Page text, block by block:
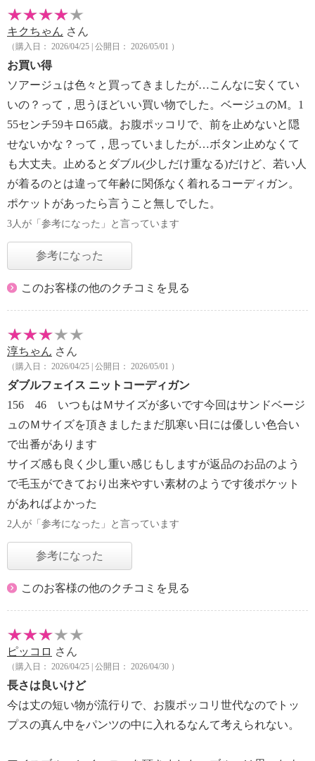
キクちゃん さん
（購入日： 2026/04/25 | 公開日： 2026/05/01 ）
お買い得
ソアージュは色々と買ってきましたが…こんなに安くてい
いの？って，思うほどいい買い物でした。ベージュのМ。1
55センチ59キロ65歳。お腹ポッコリで、前を止めないと隠
せないかな？って，思っていましたが…ボタン止めなくて
も大丈夫。止めるとダブル(少しだけ重なる)だけど、若い人
が着るのとは違って年齢に関係なく着れるコーディガン。
ポケットがあったら言うこと無しでした。
3人が「参考になった」と言っています
参考になった
このお客様の他のクチコミを見る
淳ちゃん さん
（購入日： 2026/04/25 | 公開日： 2026/05/01 ）
ダブルフェイス ニットコーディガン
156 46 いつもはＭサイズが多いです今回はサンドベージ
ュのＭサイズを頂きましたまだ肌寒い日には優しい色合い
で出番があります
サイズ感も良く少し重い感じもしますが返品のお品のよう
で毛玉ができており出来やすい素材のようです後ポケット
があればよかった
2人が「参考になった」と言っています
参考になった
このお客様の他のクチコミを見る
ピッコロ さん
（購入日： 2026/04/25 | 公開日： 2026/04/30 ）
長さは良いけど
今は丈の短い物が流行りで、お腹ポッコリ世代なのでトッ
プスの真ん中をパンツの中に入れるなんて考えられない。